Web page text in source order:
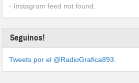
- Instagram feed not found.
Seguinos!
Tweets por el @RadioGrafica893.